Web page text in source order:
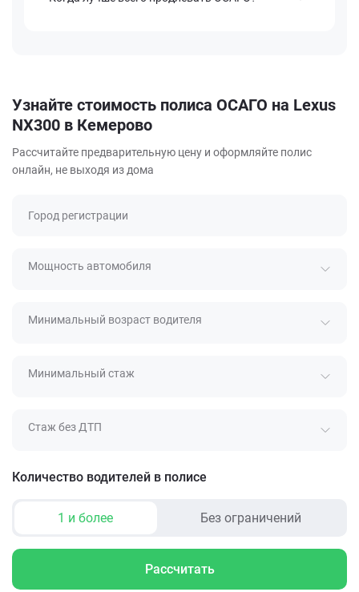
Узнайте стоимость полиса ОСАГО на Lexus
NX300 в Кемерово
Рассчитайте предварительную цену и оформляйте полис
онлайн, не выходя из дома
Город регистрации
Мощность автомобиля
Минимальный возраст водителя
Минимальный стаж
Стаж без ДТП
Количество водителей в полисе
1 и более Без ограничений
Рассчитать